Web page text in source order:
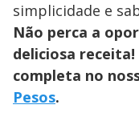
simplicidade e
Não perca a
deliciosa
completa no
Pesos.